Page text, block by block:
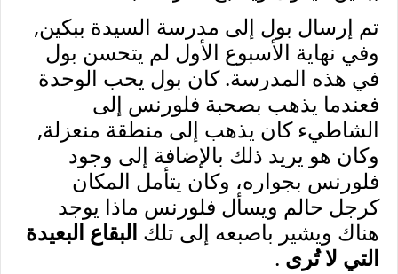
تم إرسال بول إلى مدرسة السيدة ببكين,
وفي نهاية الأسبوع الأول لم يتحسن بول
في هذه المدرسة. كان بول يحب الوحدة
فعندما يذهب بصحبة فلورنس إلى
الشاطيء كان يذهب إلى منطقة منعزلة,
وكان هو يريد ذلك بالإضافة إلى وجود
فلورنس بجواره، وكان يتأمل المكان
كرجل حالم ويسأل فلورنس ماذا يوجد
هناك ويشير باصبعه إلى تلك البقاع البعيدة
التي لا تُرى .